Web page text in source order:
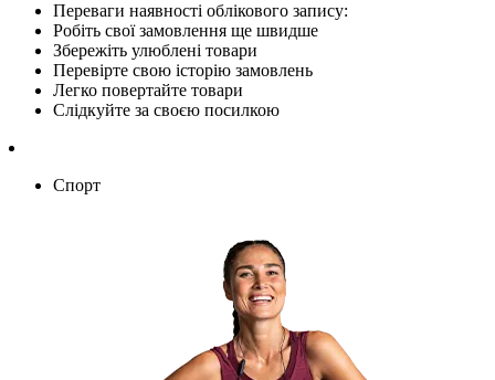
Переваги наявності облікового запису:
Робіть свої замовлення ще швидше
Збережіть улюблені товари
Перевірте свою історію замовлень
Легко повертайте товари
Слідкуйте за своєю посилкою
Спорт